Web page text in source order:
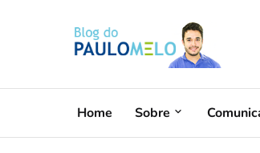
Home Sobre